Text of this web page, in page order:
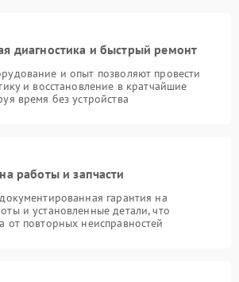
диагностика и быстрый ремонт
и опыт позволяют провести
и восстановление в кратчайшие
время без устройства
работы и запчасти
гарантия на
и установленные детали, что
от повторных неисправностей